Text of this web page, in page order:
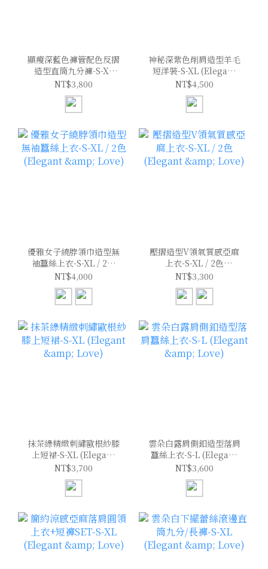
顯瘦深藍色褲管配色反摺
造型直筒九分褲-S-XL
(Elegant & Love)
NT$3,800
神秘深紫色削肩造型羊毛
短洋裝-S-XL (Elegant
& Love)
NT$4,500
優雅女子繞脖領巾造型無
袖蠶絲上衣-S-XL / 2色
(Elegant & Love)
NT$4,000
壓摺造型V領氣質感亞麻
上衣-S-XL / 2色
(Elegant & Love)
NT$3,300
抹茶綠精緻刺繡歐根紗膝
上短裙-S-XL (Elegant
& Love)
NT$3,700
雲朵白露肩側釦造型落肩
蠶絲上衣-S-L (Elegant
& Love)
NT$3,600